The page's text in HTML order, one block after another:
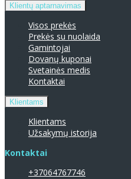
Klientų aptarnavimas
Visos prekės
Prekės su nuolaida
Gamintojai
Dovanų kuponai
Svetainės medis
Kontaktai
Klientams
Klientams
Užsakymų istorija
Kontaktai
+37064767746